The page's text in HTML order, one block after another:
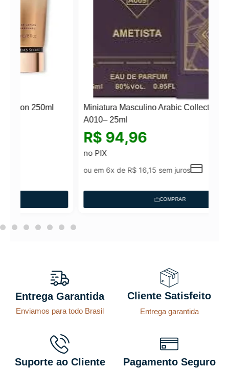
Miniatura Masculino Arabic Collection Nº
94,96
R$16,15sem juros
Entrega Garantida
Enviamos para todo Brasil
Cliente Satisfeito
Entrega garantida
Suporte ao Cliente Pagamento Seguro